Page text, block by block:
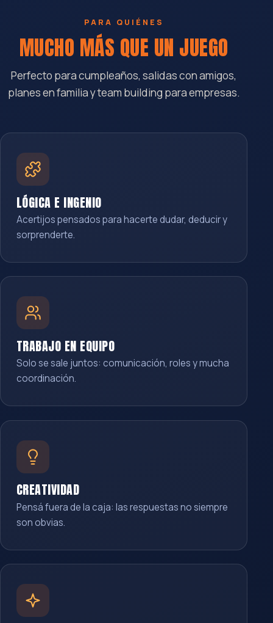
PARA QUIÉNES
MUCHO MÁS QUE UN JUEGO
Perfecto para cumpleaños, salidas con amigos,
planes en familia y team building para empresas.
LÓGICA E INGENIO
Acertijos pensados para hacerte dudar, deducir y
sorprenderte.
TRABAJO EN EQUIPO
Solo se sale juntos: comunicación, roles y mucha
coordinación.
CREATIVIDAD
Pensá fuera de la caja: las respuestas no siempre
son obvias.